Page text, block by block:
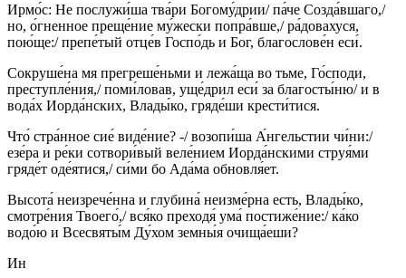
Ирмо́с: Не послужи́ша тва́ри Богому́дрии/ па́че Созда́вшаго,/
но, о́гненное преще́ние му́жески попра́вше,/ ра́довахуся,
пою́ще:/ препе́тый отце́в Госпо́дь и Бог, благослове́н еси́.
Сокруше́на мя прегреше́ньми и лежа́ща во тьме, Го́споди,
преступле́ния,/ поми́ловав, уще́дрил еси́ за благосты́ню/ и в
вода́х Иорда́нских, Влады́ко, гряде́ши крести́тися.
Что́ стра́нное сие́ виде́ние? -/ возопи́ша А́нгельстии чи́ни:/
езе́ра и ре́ки сотвори́вый веле́нием Иорда́нскими струя́ми
гряде́т оде́ятися,/ си́ми бо Ада́ма обновля́ет.
Высота́ неизрече́нна и глубина́ неизме́рна есть, Влады́ко,
смотре́ния Твоего́,/ вся́ко преходя́ ума́ постиже́ние:/ ка́ко
водо́ю и Всесвяты́м Ду́хом земны́я очища́еши?
Ин